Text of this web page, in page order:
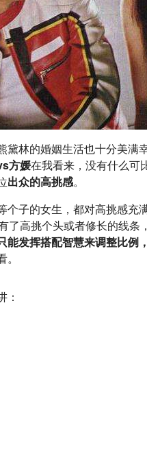
黛林的婚姻生活也十分美满
方媛在我看来，没有什么可
出众的高挑感。
个子的女生，都对高挑感充
了高挑个头或者修长的线条
发挥搭配智慧来调整比例，
：